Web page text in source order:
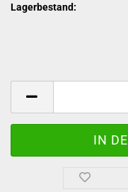
Lagerbestand: